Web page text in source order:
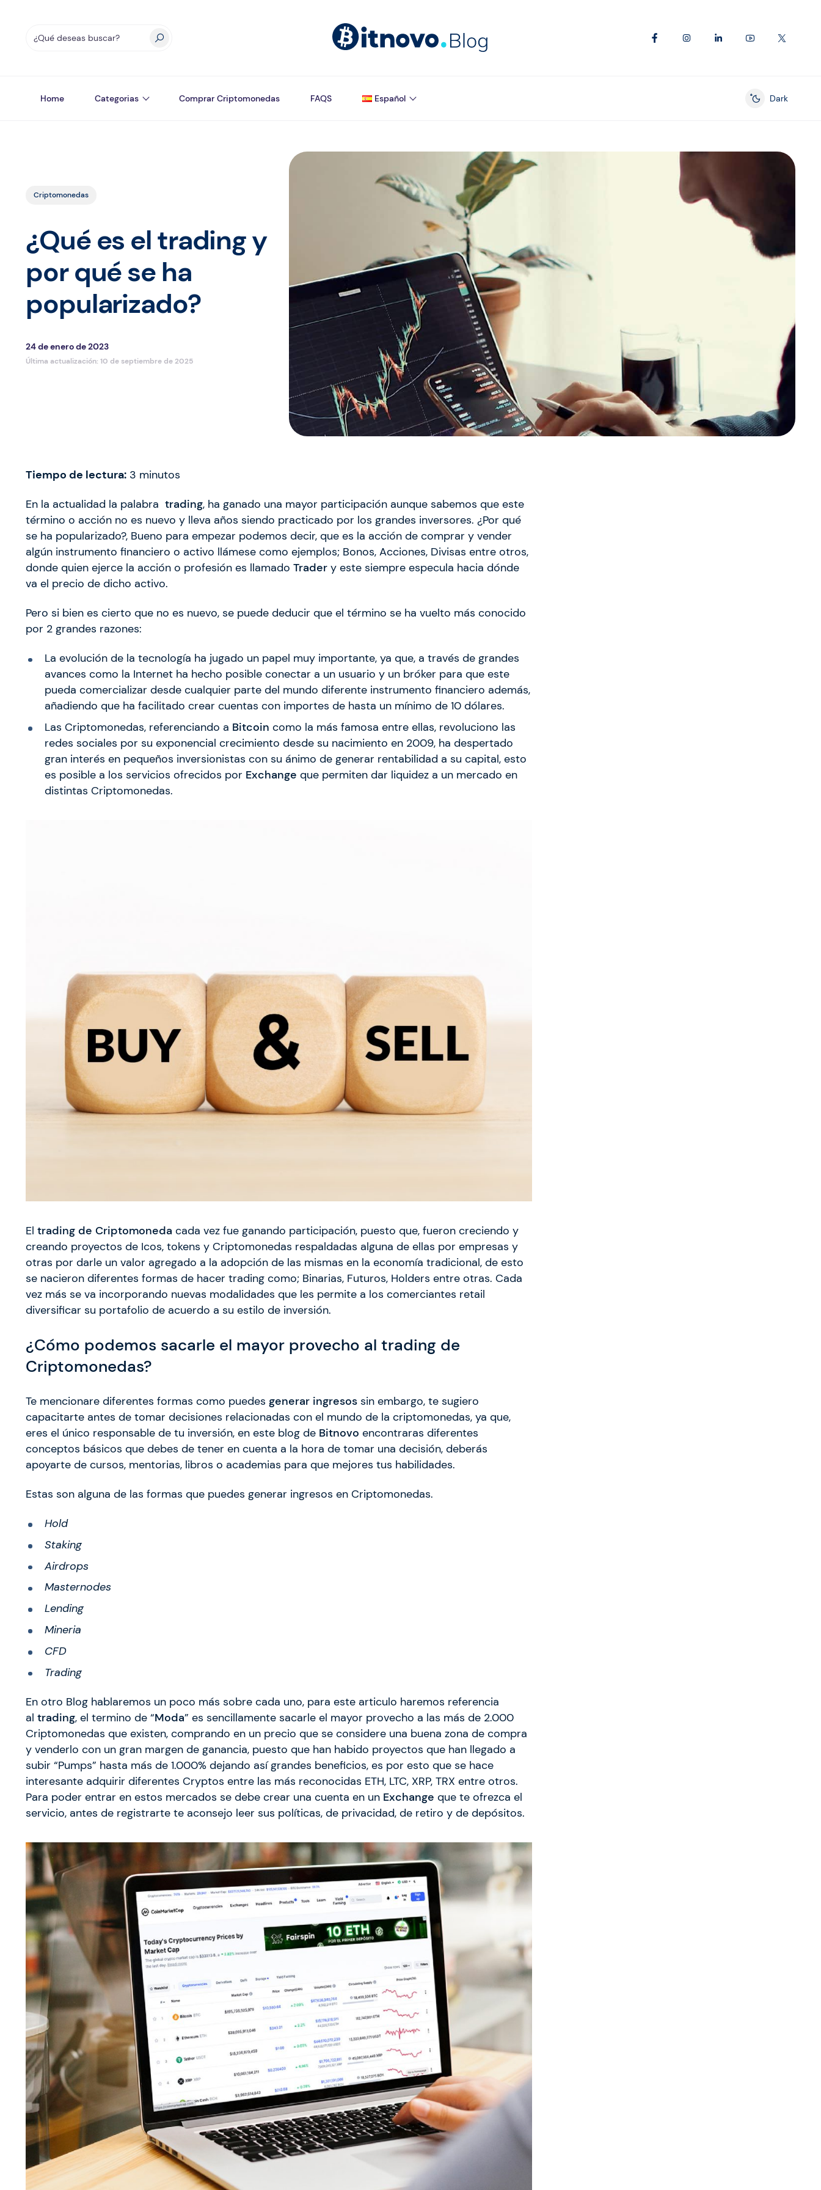
Home Categorias Comprar Criptomonedas FAQS Español
Enable dark
Dark
Criptomonedas
¿Qué es el trading y
por qué se ha
popularizado?
24 de enero de 2023
Última actualización: 10 de septiembre de 2025
Tiempo de lectura: 3 minutos
En la actualidad la palabra trading, ha ganado una mayor participación aunque sabemos que este
término o acción no es nuevo y lleva años siendo practicado por los grandes inversores. ¿Por qué
se ha popularizado?, Bueno para empezar podemos decir, que es la acción de comprar y vender
algún instrumento financiero o activo llámese como ejemplos; Bonos, Acciones, Divisas entre otros,
donde quien ejerce la acción o profesión es llamado Trader y este siempre especula hacia dónde
va el precio de dicho activo.
Pero si bien es cierto que no es nuevo, se puede deducir que el término se ha vuelto más conocido
por 2 grandes razones:
La evolución de la tecnología ha jugado un papel muy importante, ya que, a través de grandes
avances como la Internet ha hecho posible conectar a un usuario y un bróker para que este
pueda comercializar desde cualquier parte del mundo diferente instrumento financiero además,
añadiendo que ha facilitado crear cuentas con importes de hasta un mínimo de 10 dólares.
Las Criptomonedas, referenciando a Bitcoin como la más famosa entre ellas, revoluciono las
redes sociales por su exponencial crecimiento desde su nacimiento en 2009, ha despertado
gran interés en pequeños inversionistas con su ánimo de generar rentabilidad a su capital, esto
es posible a los servicios ofrecidos por Exchange que permiten dar liquidez a un mercado en
distintas Criptomonedas.
El trading de Criptomoneda cada vez fue ganando participación, puesto que, fueron creciendo y
creando proyectos de Icos, tokens y Criptomonedas respaldadas alguna de ellas por empresas y
otras por darle un valor agregado a la adopción de las mismas en la economía tradicional, de esto
se nacieron diferentes formas de hacer trading como; Binarias, Futuros, Holders entre otras. Cada
vez más se va incorporando nuevas modalidades que les permite a los comerciantes retail
diversificar su portafolio de acuerdo a su estilo de inversión.
¿Cómo podemos sacarle el mayor provecho al trading de
Criptomonedas?
Te mencionare diferentes formas como puedes generar ingresos sin embargo, te sugiero
capacitarte antes de tomar decisiones relacionadas con el mundo de la criptomonedas, ya que,
eres el único responsable de tu inversión, en este blog de Bitnovo encontraras diferentes
conceptos básicos que debes de tener en cuenta a la hora de tomar una decisión, deberás
apoyarte de cursos, mentorias, libros o academias para que mejores tus habilidades.
Estas son alguna de las formas que puedes generar ingresos en Criptomonedas.
Hold
Staking
Airdrops
Masternodes
Lending
Mineria
CFD
Trading
En otro Blog hablaremos un poco más sobre cada uno, para este articulo haremos referencia
al trading, el termino de “Moda” es sencillamente sacarle el mayor provecho a las más de 2.000
Criptomonedas que existen, comprando en un precio que se considere una buena zona de compra
y venderlo con un gran margen de ganancia, puesto que han habido proyectos que han llegado a
subir “Pumps” hasta más de 1.000% dejando así grandes beneficios, es por esto que se hace
interesante adquirir diferentes Cryptos entre las más reconocidas ETH, LTC, XRP, TRX entre otros.
Para poder entrar en estos mercados se debe crear una cuenta en un Exchange que te ofrezca el
servicio, antes de registrarte te aconsejo leer sus políticas, de privacidad, de retiro y de depósitos.